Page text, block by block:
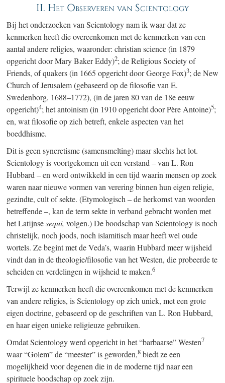
II. Het Observeren van Scientology
Bij het onderzoeken van Scientology nam ik waar dat ze
kenmerken heeft die overeenkomen met de kenmerken van een
aantal andere religies, waaronder: christian science (in 1879
opgericht door Mary Baker Eddy)2; de Religious Society of
Friends, of quakers (in 1665 opgericht door George Fox)3; de New
Church of Jerusalem (gebaseerd op de filosofie van E.
Swedenborg, 1688–1772), (in de jaren 80 van de 18e eeuw
opgericht)4; het antoinism (in 1910 opgericht door Père Antoine)5;
en, wat filosofie op zich betreft, enkele aspecten van het
boeddhisme.
Dit is geen syncretisme (samensmelting) maar slechts het lot.
Scientology is voortgekomen uit een verstand – van L. Ron
Hubbard – en werd ontwikkeld in een tijd waarin mensen op zoek
waren naar nieuwe vormen van verering binnen hun eigen religie,
gezindte, cult of sekte. (Etymologisch – de herkomst van woorden
betreffende –, kan de term sekte in verband gebracht worden met
het Latijnsesequi, volgen.) De boodschap van Scientology is noch
christelijk, noch joods, noch islamitisch maar heeft wel oude
wortels. Ze begint met de Veda’s, waarin Hubbard meer wijsheid
vindt dan in de theologie/filosofie van het Westen, die probeerde te
scheiden en verdelingen in wijsheid te maken.6
Terwijl ze kenmerken heeft die overeenkomen met de kenmerken
van andere religies, is Scientology op zich uniek, met een grote
eigen doctrine, gebaseerd op de geschriften van L. Ron Hubbard,
en haar eigen unieke religieuze gebruiken.
Omdat Scientology werd opgericht in het “barbaarse” Westen7
waar “Golem” de “meester” is geworden,8 biedt ze een
mogelijkheid voor degenen die in de moderne tijd naar een
spirituele boodschap op zoek zijn.